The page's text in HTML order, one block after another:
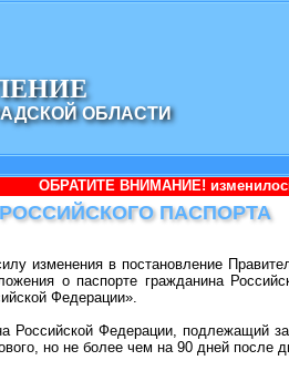
ОБЛАСТИ
изменилось наименование
ПАСПОРТА
изменения в постановление
о паспорте гражданина
Федерации».
Российской Федерации, подлежащий
но не более чем на 90 дней после